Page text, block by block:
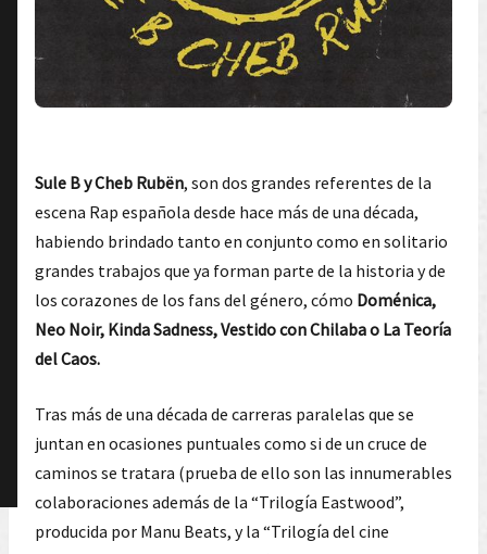
Sule B y Cheb Rubën, son dos grandes referentes de la
escena Rap española desde hace más de una década,
habiendo brindado tanto en conjunto como en solitario
grandes trabajos que ya forman parte de la historia y de
los corazones de los fans del género, cómo Doménica,
Neo Noir, Kinda Sadness, Vestido con Chilaba o La Teoría
del Caos.
Tras más de una década de carreras paralelas que se
juntan en ocasiones puntuales como si de un cruce de
caminos se tratara (prueba de ello son las innumerables
colaboraciones además de la “Trilogía Eastwood”,
producida por Manu Beats, y la “Trilogía del cine